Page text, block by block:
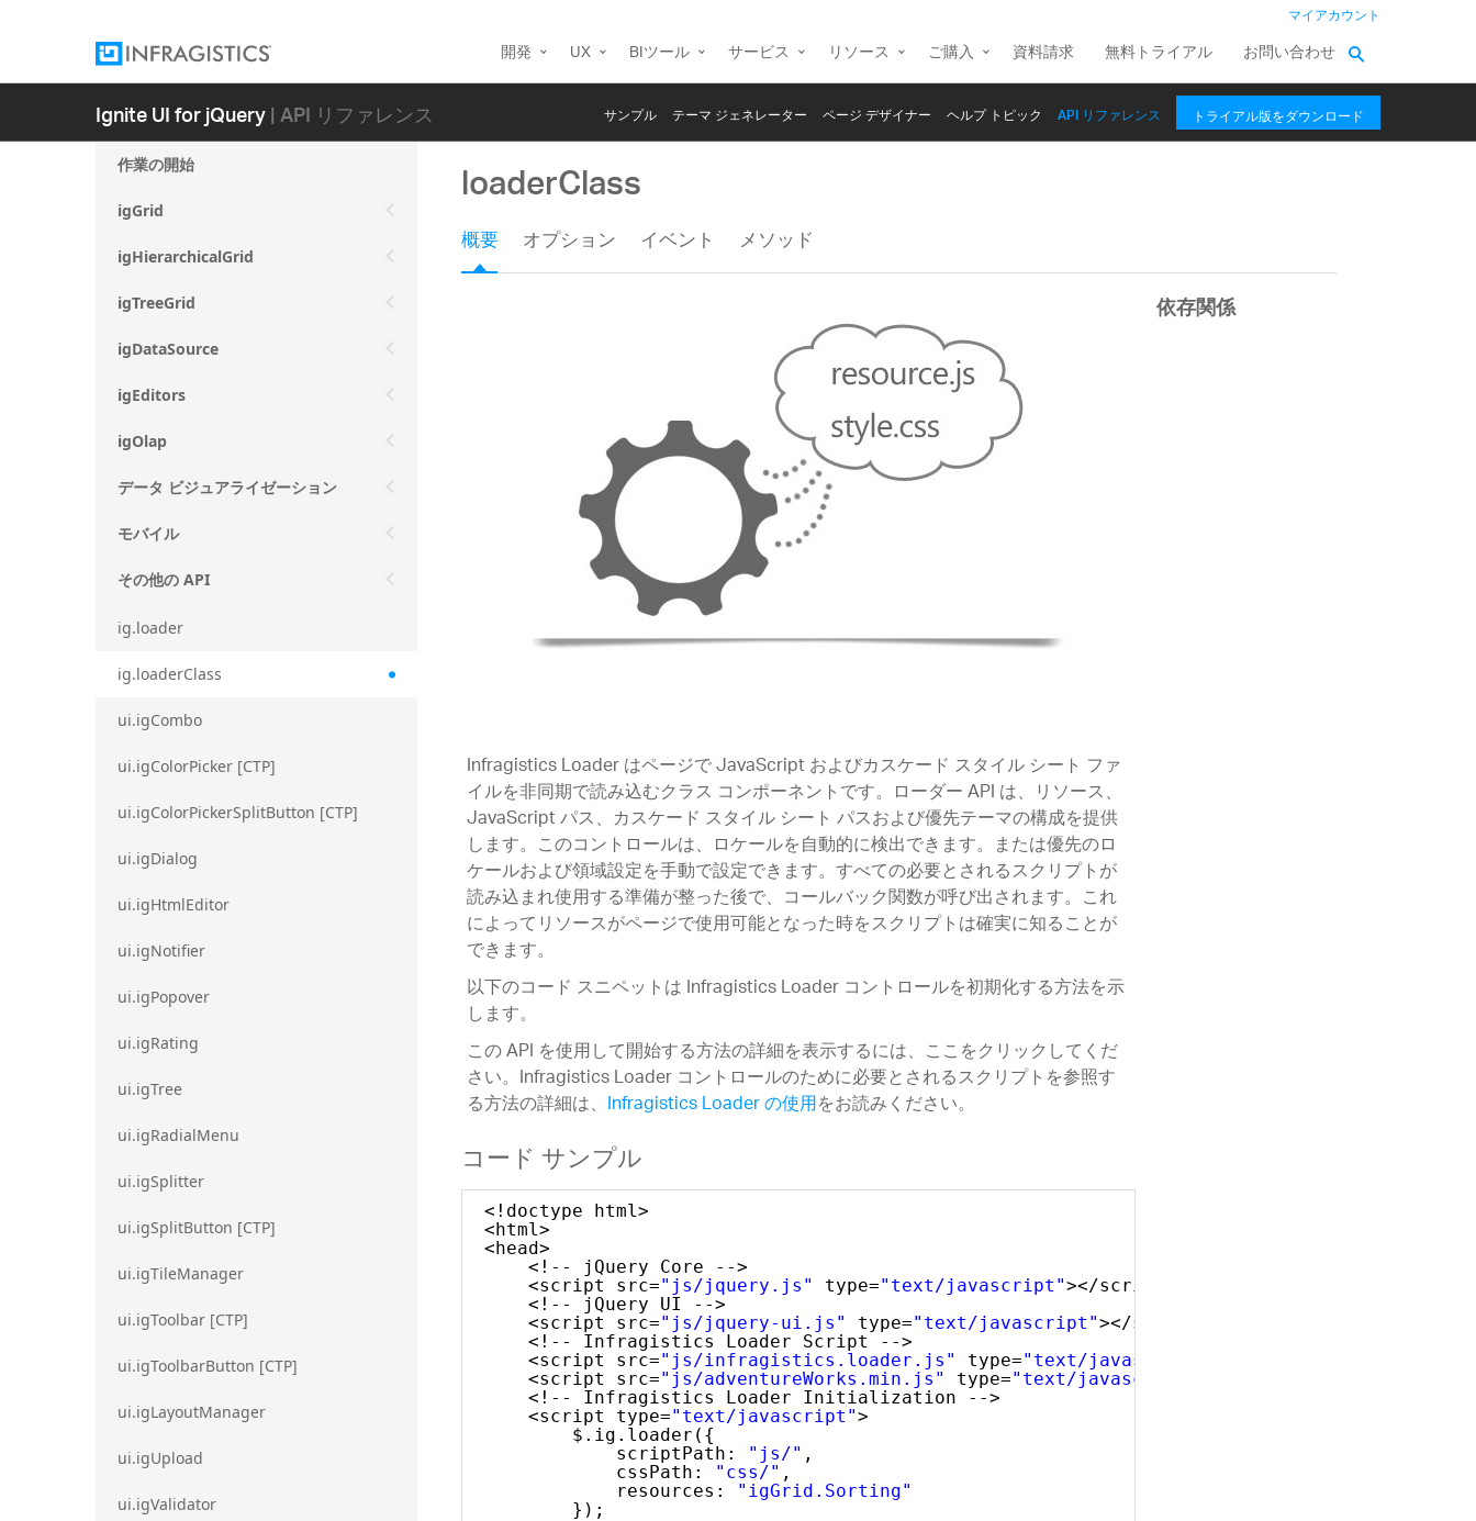
マイアカウント
開発 UX BIツール サービス リソース ご購入 資料請求 無料トライアル お問い合わせ
Ignite UI for jQuery| API リファレンス サンプル テーマ ジェネレーター ページ デザイナー ヘルプ トピック API リファレンス トライアル版をダウンロード
作業の開始
igGrid
igHierarchicalGrid
igTreeGrid
igDataSource
igEditors
igOlap
データ ビジュアライゼーション
モバイル
その他の API
ig.loader
ig.loaderClass
ui.igCombo
ui.igColorPicker [CTP]
ui.igColorPickerSplitButton [CTP]
ui.igDialog
ui.igHtmlEditor
ui.igNotifier
ui.igPopover
ui.igRating
ui.igTree
ui.igRadialMenu
ui.igSplitter
ui.igSplitButton [CTP]
ui.igTileManager
ui.igToolbar [CTP]
ui.igToolbarButton [CTP]
ui.igLayoutManager
ui.igUpload
ui.igValidator
loaderClass
概要 オプション イベント メソッド
Infragistics Loader はページで JavaScript およびカスケード スタイル シート ファ
イルを非同期で読み込むクラス コンポーネントです。ローダー API は、リソース、
JavaScript パス、カスケード スタイル シート パスおよび優先テーマの構成を提供
します。このコントロールは、ロケールを自動的に検出できます。または優先のロ
ケールおよび領域設定を手動で設定できます。すべての必要とされるスクリプトが
読み込まれ使用する準備が整った後で、コールバック関数が呼び出されます。これ
によってリソースがページで使用可能となった時をスクリプトは確実に知ることが
できます。
以下のコード スニペットは Infragistics Loader コントロールを初期化する方法を示
します。
この API を使用して開始する方法の詳細を表示するには、ここをクリックしてくだ
さい。Infragistics Loader コントロールのために必要とされるスクリプトを参照す
る方法の詳細は、 Infragistics Loader の使用をお読みください。
コード サンプル
<!doctype html>
<html>
<head>
<!-- jQuery Core -->
<script src="js/jquery.js" type="text/javascript"></script>
<!-- jQuery UI -->
<script src="js/jquery-ui.js" type="text/javascript"></script>
<!-- Infragistics Loader Script -->
<script src="js/infragistics.loader.js" type="text/javascript"
<script src="js/adventureWorks.min.js" type="text/javascript"
<!-- Infragistics Loader Initialization -->
<script type="text/javascript">
$.ig.loader({
scriptPath:
"js/" ,
cssPath:
"css/" ,
resources:
"igGrid.Sorting"
});
依存関係